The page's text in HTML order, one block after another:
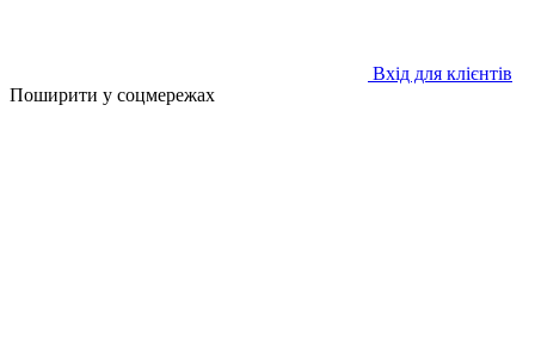
Вхід для клієнтів
Поширити у соцмережах